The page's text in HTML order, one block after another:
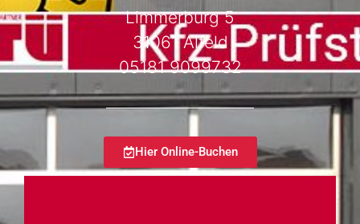
Limmerburg 5
31061 Alfeld
05181 9099732
Hier Online-Buchen